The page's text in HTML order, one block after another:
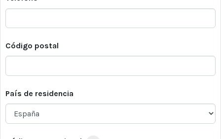
Código postal
País de residencia